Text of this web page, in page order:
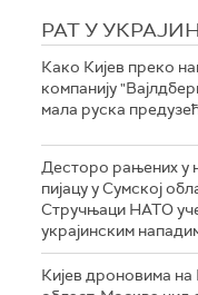
РАТ У
Како Кијев преко
компанију
мала руска
Десторо рањених у
пијацу у Сумској
Стручњаци НАТО
украјинским
Кијев дроновима на